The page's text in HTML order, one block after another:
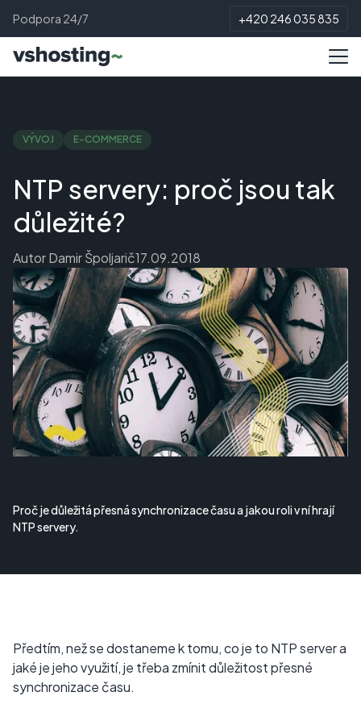
Podpora 24/7 +420 246 035 835
VÝVOJ E-COMMERCE
NTP servery: proč jsou tak
důležité?
AutorDamir Špoljarič17.09.2018
Proč je důležitá přesná synchronizace času a jakou roli v ní hrají
NTP servery.
Předtím, než se dostaneme k tomu, co je to NTP server a
jaké je jeho využití, je třeba zmínit důležitost přesné
synchronizace času.